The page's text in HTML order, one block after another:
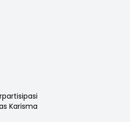
Karisma